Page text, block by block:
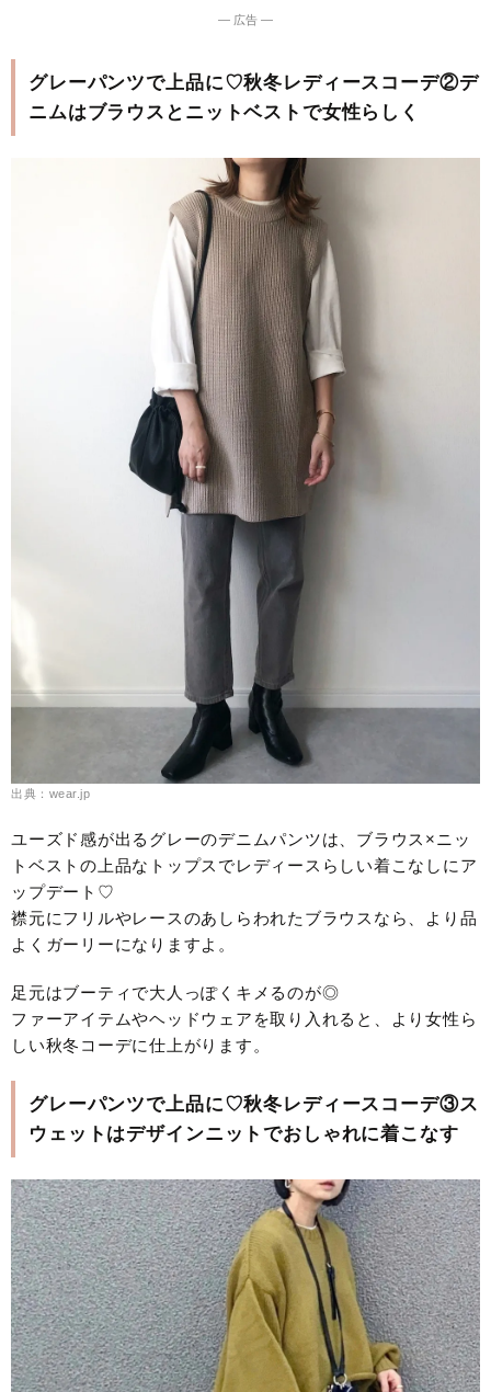
― 広告 ―
グレーパンツで上品に♡秋冬レディースコーデ②デ
ニムはブラウスとニットベストで女性らしく
出典：wear.jp
ユーズド感が出るグレーのデニムパンツは、ブラウス×ニッ
トベストの上品なトップスでレディースらしい着こなしにア
ップデート♡
襟元にフリルやレースのあしらわれたブラウスなら、より品
よくガーリーになりますよ。
足元はブーティで大人っぽくキメるのが◎
ファーアイテムやヘッドウェアを取り入れると、より女性ら
しい秋冬コーデに仕上がります。
グレーパンツで上品に♡秋冬レディースコーデ③ス
ウェットはデザインニットでおしゃれに着こなす